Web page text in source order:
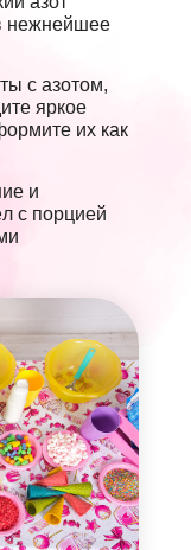
и
с порцией
с азотом,
яркое
их как
нежнейшее